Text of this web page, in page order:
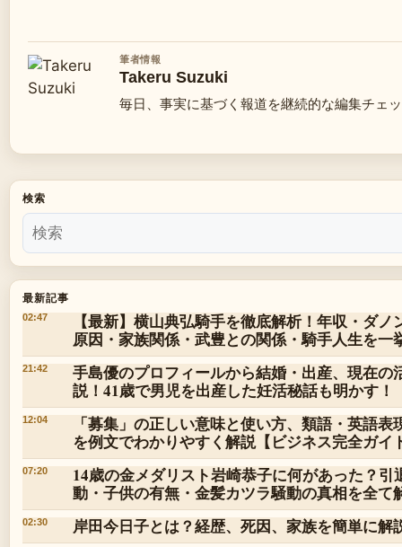
筆者情報
Takeru Suzuki
毎日、事実に基づく報道を継続的な編集チェ
検索
最新記事
02:47
【最新】横山典弘騎手を徹底解析！年収・ダ
原因・家族関係・武豊との関係・騎手人生を一
21:42
手島優のプロフィールから結婚・出産、現在の
説！41歳で男児を出産した妊活秘話も明かす！
12:04
「募集」の正しい意味と使い方、類語・英語
を例文でわかりやすく解説【ビジネス完全ガイ
07:20
14歳の金メダリスト岩崎恭子に何があった？引
動・子供の有無・金髪カツラ騒動の真相を全て
02:30 岸田今日子とは？経歴、死因、家族を簡単に解